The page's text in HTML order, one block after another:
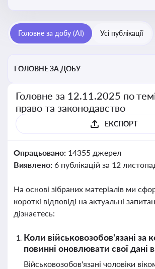
військовослужбовців у воєнний час
Головне за добу (AI) Усі публікації
ГОЛОВНЕ ЗА ДОБУ
Головне за 12.11.2025 по
право та законодавство
ЕКСПОРТ
Опрацьовано: 14355 джерел
Виявлено: 6 публікацій за 12
На основі зібраних матеріалів ми
короткі відповіді на актуальні
дізнаєтесь:
Коли військовозобов'язані за
повинні оновлювати свої дані
Військовозобов'язані чоловіки